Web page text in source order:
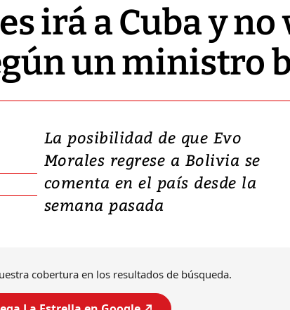
irá a Cuba y no
un ministro
La posibilidad de que Evo
Morales regrese a Bolivia se
comenta en el país desde la
semana pasada
cobertura en los resultados de búsqueda.
Video: Lula lanza su
candidatura con
promesas de inversión
en defensa, educación y